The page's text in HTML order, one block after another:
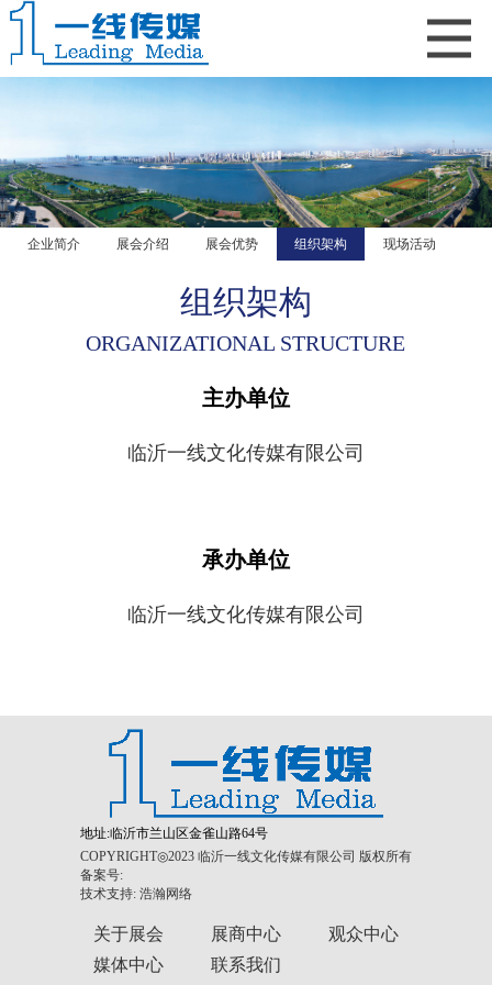
网站首页
关于展会
展商中心
观众中心
媒体中心
联系我们
企业简介 展会介绍 展会优势 组织架构 现场活动
组织架构
ORGANIZATIONAL STRUCTURE
主办单位
临沂一线文化传媒有限公司
承办单位
临沂一线文化传媒有限公司
地址:临沂市兰山区金雀山路64号
COPYRIGHT◎2023 临沂一线文化传媒有限公司 版权所有
备案号:
技术支持: 浩瀚网络
关于展会 展商中心
观众中心
媒体中心
联系我们